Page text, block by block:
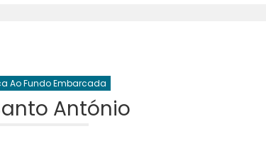
Ao Fundo Embarcada
António